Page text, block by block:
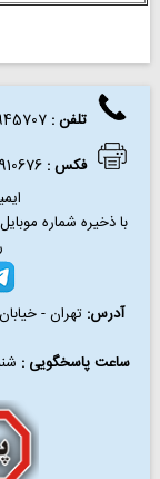
تلفن :
فکس:
با ذخیره شماره
آدرس:
ساعت پاسخگویی :